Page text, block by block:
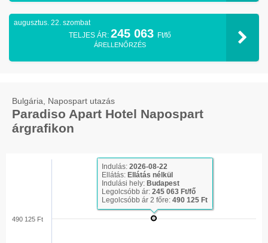
augusztus. 22. szombat
TELJES ÁR: 245 063 Ft/fő
ÁRELLENŐRZÉS
Bulgária, Napospart utazás
Paradiso Apart Hotel Napospart
árgrafikon
490 125 Ft
Indulás: 2026-08-22
Ellátás: Ellátás nélkül
Indulási hely: Budapest
Legolcsóbb ár: 245 063 Ft/fő
Legolcsóbb ár 2 főre: 490 125 Ft